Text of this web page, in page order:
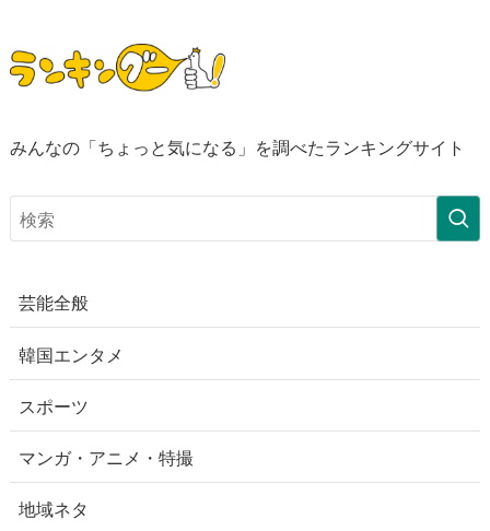
みんなの「ちょっと気になる」を調べたランキングサイト
芸能全般
韓国エンタメ
スポーツ
マンガ・アニメ・特撮
地域ネタ